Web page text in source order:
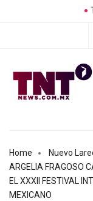
Home
Nuevo
ARGELIA FRAGOSO
EL XXXII FESTIVAL
MEXICANO